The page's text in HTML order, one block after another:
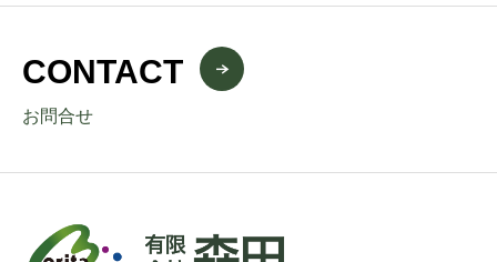
CONTACT
お問合せ